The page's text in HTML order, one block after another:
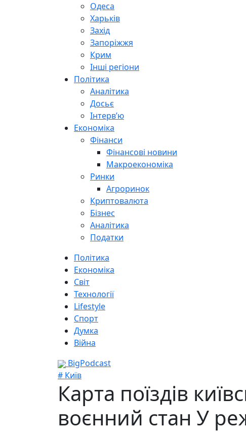
Одеса
Харьків
Захід
Запоріжжя
Крим
Інші регіони
Політика
Аналітика
Досьє
Інтерв’ю
Економіка
Фінанси
Фінансові новини
Макроекономіка
Ринки
Агроринок
Криптовалюта
Бізнес
Аналітика
Податки
Політика
Економіка
Світ
Технології
Lifestyle
Спорт
Думка
Війна
BigPodcast
# Київ
Карта поїздів
воєнний стан У